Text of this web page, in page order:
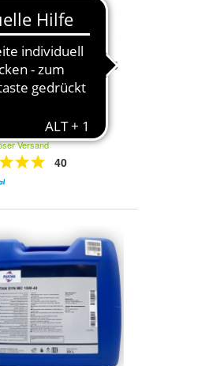
WR Forward 0W-30 5
(11,93 €/l)
Versand
40